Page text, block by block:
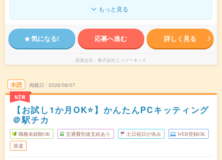
もっと見る
気になる! 応募へ進む 詳しく見る
派遣会社 株式会社ニッソーネット
未読
NEW
掲載日 2026/08/07
【お試し1か月OK⭐】かんたんPCキッティング
＠駅チカ
職種未経験OK 交通費別途支給あり 土日祝日が休み WEB登録OK
派遣